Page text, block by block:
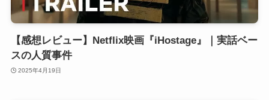
【感想レビュー】Netflix映画『iHostage』｜実話ベー
スの人質事件
2025年4月19日